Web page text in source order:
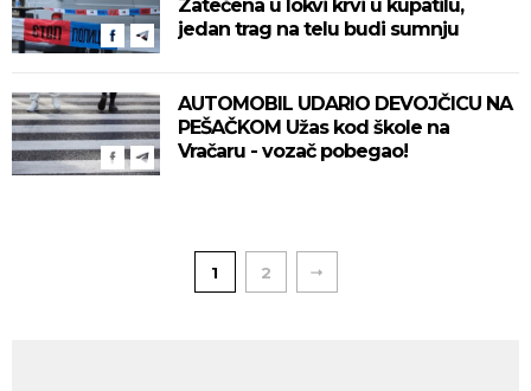
Zatečena u lokvi krvi u kupatilu,
jedan trag na telu budi sumnju
AUTOMOBIL UDARIO DEVOJČICU NA
PEŠAČKOM Užas kod škole na
Vračaru - vozač pobegao!
1 2